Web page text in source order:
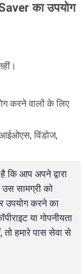
का उपयोग
करने वालों के लिए
आईओएस, विंडोज,
कि आप अपने द्वारा
उस सामग्री को
करने का
या गोपनीयता
हमारे पास सेवा से